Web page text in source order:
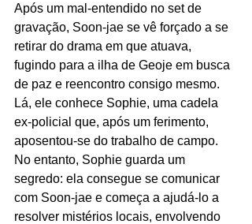
Após um mal-entendido no set de
gravação, Soon-jae se vê forçado a se
retirar do drama em que atuava,
fugindo para a ilha de Geoje em busca
de paz e reencontro consigo mesmo.
Lá, ele conhece Sophie, uma cadela
ex-policial que, após um ferimento,
aposentou-se do trabalho de campo.
No entanto, Sophie guarda um
segredo: ela consegue se comunicar
com Soon-jae e começa a ajudá-lo a
resolver mistérios locais, envolvendo